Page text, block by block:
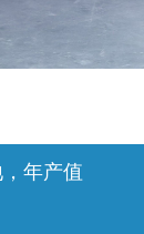
年产值